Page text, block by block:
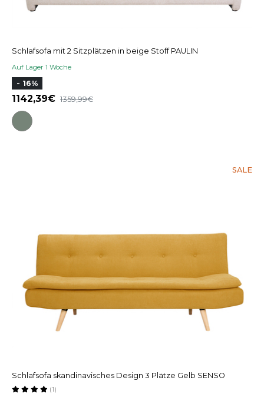
Schlafsofa mit 2 Sitzplätzen in beige Stoff PAULIN
Auf Lager 1 Woche
- 16%
1142,39 1359,99
SALE
Schlafsofa skandinavisches Design 3 Plätze Gelb SENSO
(1)